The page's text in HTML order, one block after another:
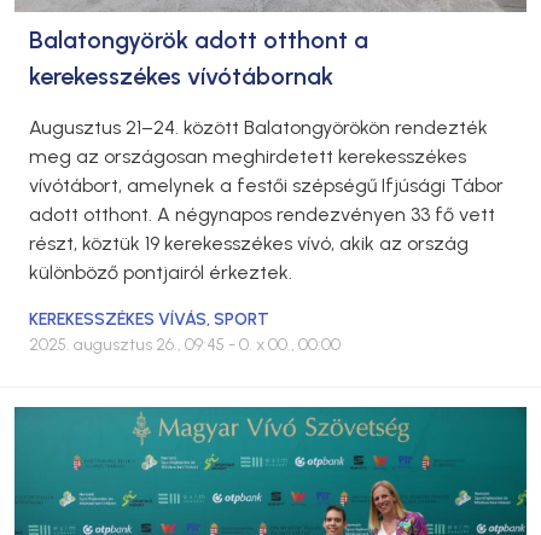
Balatongyörök adott otthont a
kerekesszékes vívótábornak
Augusztus 21–24. között Balatongyörökön rendezték
meg az országosan meghirdetett kerekesszékes
vívótábort, amelynek a festői szépségű Ifjúsági Tábor
adott otthont. A négynapos rendezvényen 33 fő vett
részt, köztük 19 kerekesszékes vívó, akik az ország
különböző pontjairól érkeztek.
KEREKESSZÉKES VÍVÁS,SPORT
2025. augusztus 26., 09:45 - 0. x 00., 00:00